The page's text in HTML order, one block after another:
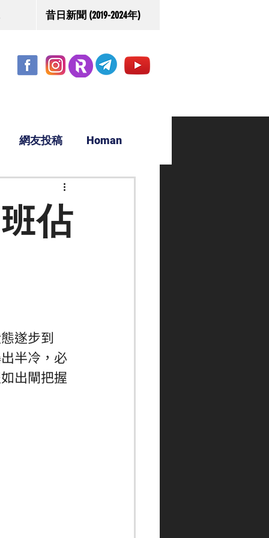
昔日新聞 (2019-2024年)
網友投稿 Homan
佔
遂步到
半冷，必
出閘把握